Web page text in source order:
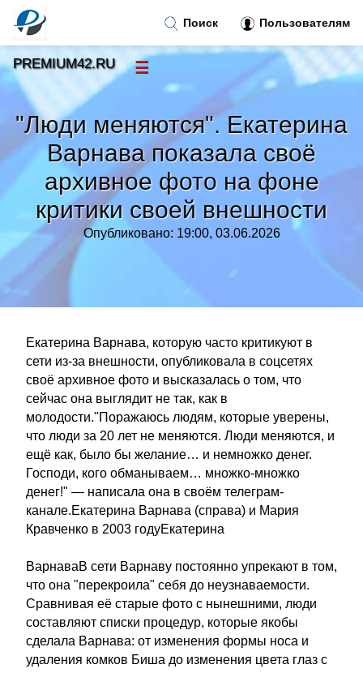
"Люди меняются". Екатерина
Варнава показала своё
архивное фото на фоне
критики своей внешности
Опубликовано: 19:00, 03.06.2026
Екатерина Варнава, которую часто критикуют в
сети из-за внешности, опубликовала в соцсетях
своё архивное фото и высказалась о том, что
сейчас она выглядит не так, как в
молодости."Поражаюсь людям, которые уверены,
что люди за 20 лет не меняются. Люди меняются, и
ещё как, было бы желание… и немножко денег.
Господи, кого обманываем… множко-множко
денег!" — написала она в своём телеграм-
канале.Екатерина Варнава (справа) и Мария
Кравченко в 2003 годуЕкатерина
ВарнаваВ сети Варнаву постоянно упрекают в том,
что она "перекроила" себя до неузнаваемости.
Сравнивая её старые фото с нынешними, люди
составляют списки процедур, которые якобы
сделала Варнава: от изменения формы носа и
удаления комков Биша до изменения цвета глаз с
Поиск Пользователям
PREMIUM42.RU ☰
Тренды новостей »
Рубрики»
Правила »